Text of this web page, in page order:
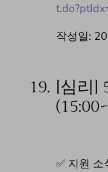
작성일:
19. [심리]
✅ 지원